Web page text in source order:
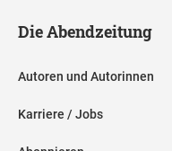
Die Abendzeitung
Autoren und Autorinnen
Karriere / Jobs